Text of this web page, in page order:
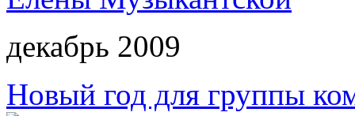
декабрь 2009
Новый год для группы